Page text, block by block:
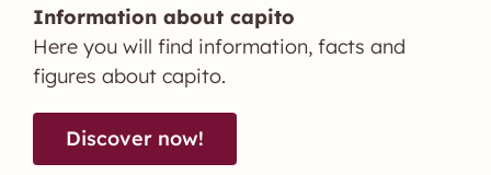
Information about capito
Here you will find information, facts and
figures about capito.
Discover now!